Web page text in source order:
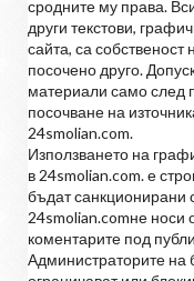
сродните му права.
други текстови,
сайта, са собственост
посочено друго.
материали само след
посочване на
24smolian.com.
Използването на
в 24smolian.com. е
бъдат санкционирани
24smolian.comне носи
коментарите под
Администраторите на